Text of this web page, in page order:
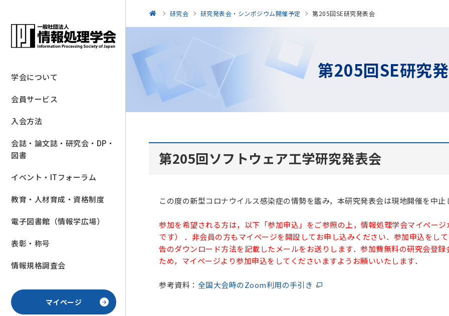
学会について
会員サービス
入会方法
会誌・論文誌・研究会・DP・
図書
イベント・ITフォーラム
教育・人材育成・資格制度
電子図書館（情報学広場）
表彰・称号
情報規格調査会
マイページ
研究会 研究発表会・シンポジウム開催予定 第205回SE研究発表会
第205回SE研究
第205回ソフトウェア工学研究発表会
この度の新型コロナウイルス感染症の情勢を鑑み，本研究発表会は現地開催を中
参加を希望される方は，以下「参加申込」をご参照の上，情報処理学会マイペー
です） ．非会員の方もマイページを開設してお申し込みください．参加申込をし
告のダウンロード方法を記載したメールをお送りします．参加費無料の研究会登
ため，マイページより参加申込をしてくださいますようお願いいたします．
参考資料： 全国大会時のZoom利用の手引き